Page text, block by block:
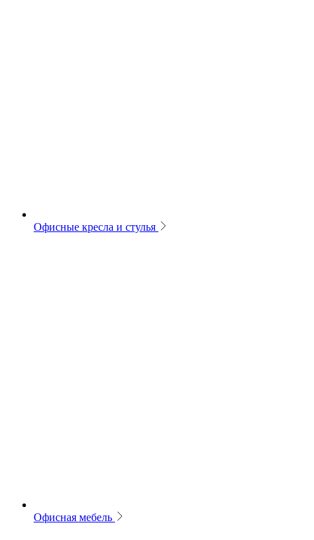
Офисные кресла и стулья
Офисная мебель